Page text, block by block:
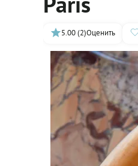
5.00 (2)Оценить